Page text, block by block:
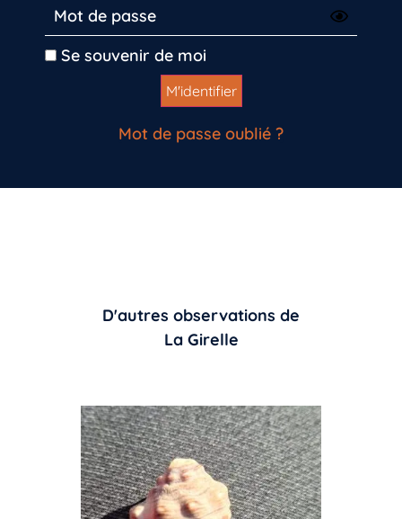
Se souvenir de moi
Mot de passe oublié ?
D'autres observations de
La Girelle